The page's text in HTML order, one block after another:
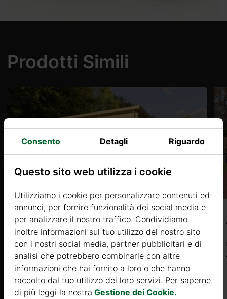
Prodotti Simili
Astra 2 (28mm) 3,8 x 3,2 m, 12 ㎡
Prezzo da
2215 €
Di più
Consento Detagli Riguardo
Questo sito web utilizza i cookie
Utilizziamo i cookie per personalizzare contenuti ed
annunci, per fornire funzionalità dei social media e
per analizzare il nostro traffico. Condividiamo
inoltre informazioni sul tuo utilizzo del nostro sito
con i nostri social media, partner pubblicitari e di
analisi che potrebbero combinarle con altre
informazioni che hai fornito a loro o che hanno
raccolto dal tuo utilizzo dei loro servizi. Per saperne
di più leggi la nostra Gestione dei Cookie.